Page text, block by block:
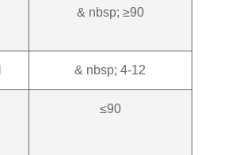
& nbsp; ≥90
& nbsp; 4-12
≤90